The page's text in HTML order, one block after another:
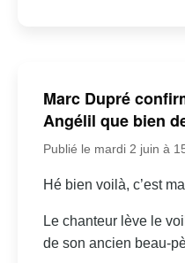
Marc Dupré
Angélil que bien
Publié le mardi 2 juin à
Hé bien voilà, c’est
Le chanteur lève le
de son ancien beau-